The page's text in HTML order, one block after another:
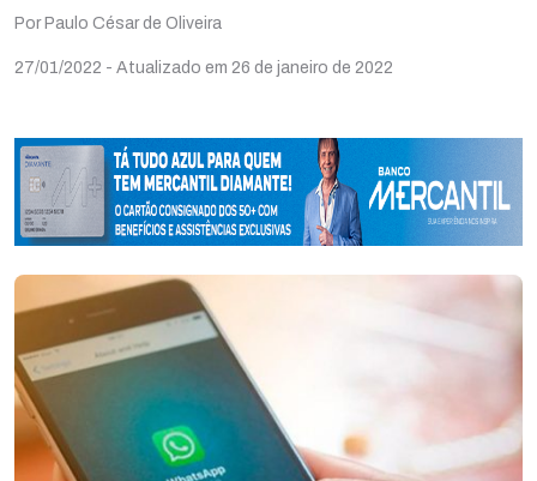
Por Paulo César de Oliveira
27/01/2022 - Atualizado em 26 de janeiro de 2022